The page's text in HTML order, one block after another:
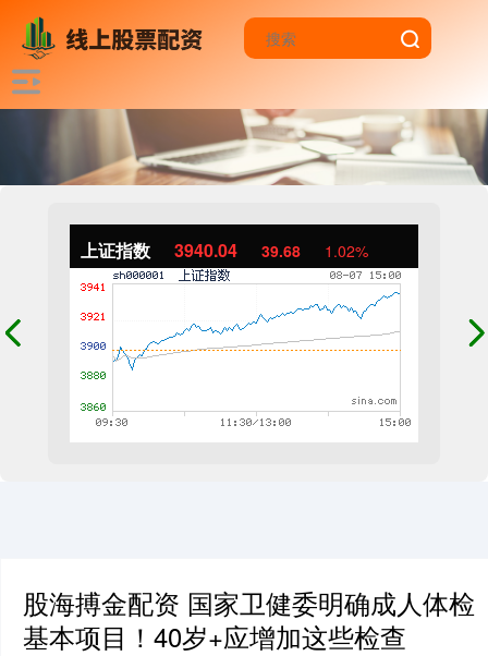
上证指数 3940.04 39.68 1.02%
股海搏金配资 国家卫健委明确成人体检
基本项目！40岁+应增加这些检查